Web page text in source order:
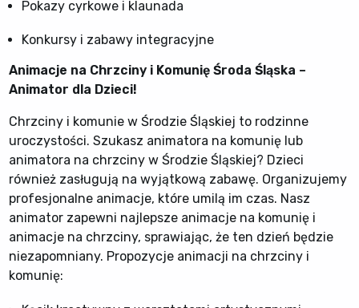
Pokazy cyrkowe i klaunada
Konkursy i zabawy integracyjne
Animacje na Chrzciny i Komunię Środa Śląska –
Animator dla Dzieci!
Chrzciny i komunie w Środzie Śląskiej to rodzinne
uroczystości. Szukasz animatora na komunię lub
animatora na chrzciny w Środzie Śląskiej? Dzieci
również zasługują na wyjątkową zabawę. Organizujemy
profesjonalne animacje, które umilą im czas. Nasz
animator zapewni najlepsze animacje na komunię i
animacje na chrzciny, sprawiając, że ten dzień będzie
niezapomniany. Propozycje animacji na chrzciny i
komunię: